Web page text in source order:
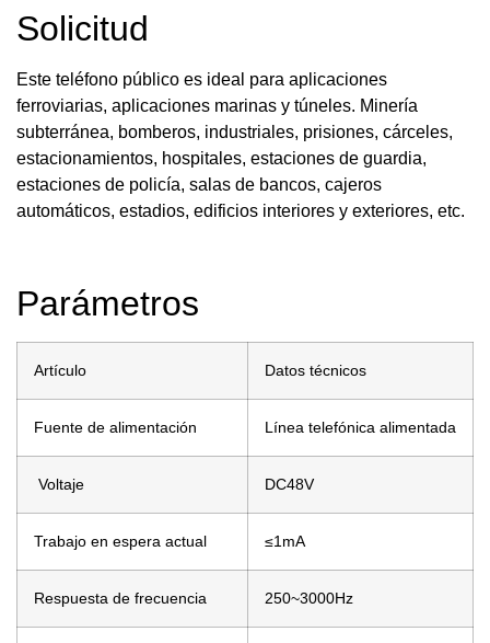
Solicitud
Este teléfono público es ideal para aplicaciones
ferroviarias, aplicaciones marinas y túneles. Minería
subterránea, bomberos, industriales, prisiones, cárceles,
estacionamientos, hospitales, estaciones de guardia,
estaciones de policía, salas de bancos, cajeros
automáticos, estadios, edificios interiores y exteriores, etc.
Parámetros
Artículo Datos técnicos
Fuente de alimentación Línea telefónica alimentada
Voltaje DC48V
Trabajo en espera actual ≤1mA
Respuesta de frecuencia 250~3000Hz